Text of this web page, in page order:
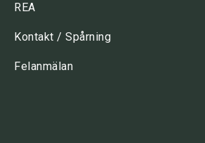
REA
Kontakt / Spårning
Felanmälan